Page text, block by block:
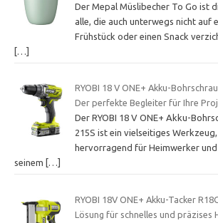
Der Mepal Müslibecher To Go ist
alle, die auch unterwegs nicht auf
Frühstück oder einen Snack
[…]
RYOBI 18 V ONE+ Akku-
Der perfekte Begleiter für Ihre
Der RYOBI 18 V ONE+ Akku-
215S ist ein vielseitiges Werkzeug,
hervorragend für Heimwerker
seinem
[…]
RYOBI 18V ONE+ Akku-Tacker
Lösung für schnelles und präzises